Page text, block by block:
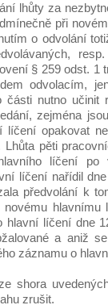
lhůty za
při
o odvolání
§ 259 odst. 1
odvolacím,
části nutno učinit
zejména
líčení opakovat
Lhůta pěti
líčení po
líčení nařídil
předvolání k
hlavnímu
hlavní líčení dne
a aniž
záznamu o
shora
zrušit.